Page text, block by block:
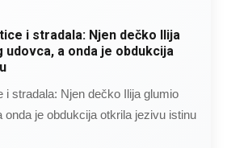
i stradala: Njen dečko Ilija
a onda je obdukcija
i stradala: Njen dečko Ilija glumio
onda je obdukcija otkrila jezivu istinu